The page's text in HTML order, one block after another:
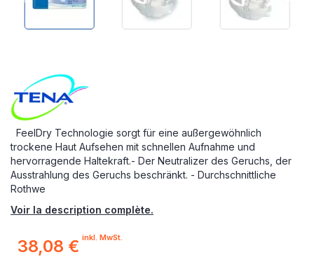
FeelDry Technologie sorgt für eine außergewöhnlich
trockene Haut Aufsehen mit schnellen Aufnahme und
hervorragende Haltekraft.- Der Neutralizer des Geruchs, der
Ausstrahlung des Geruchs beschränkt. - Durchschnittliche
Rothwe
Voir la description complète.
38,08 € inkl. MwSt.